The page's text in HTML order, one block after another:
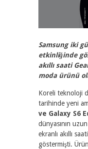
Samsung iki
etkinliğinde
akıllı saati
moda ürünü
Koreli teknoloji
tarihinde yeni
ve Galaxy S6
dünyasının
ekranlı akıllı saati
göstermişti.